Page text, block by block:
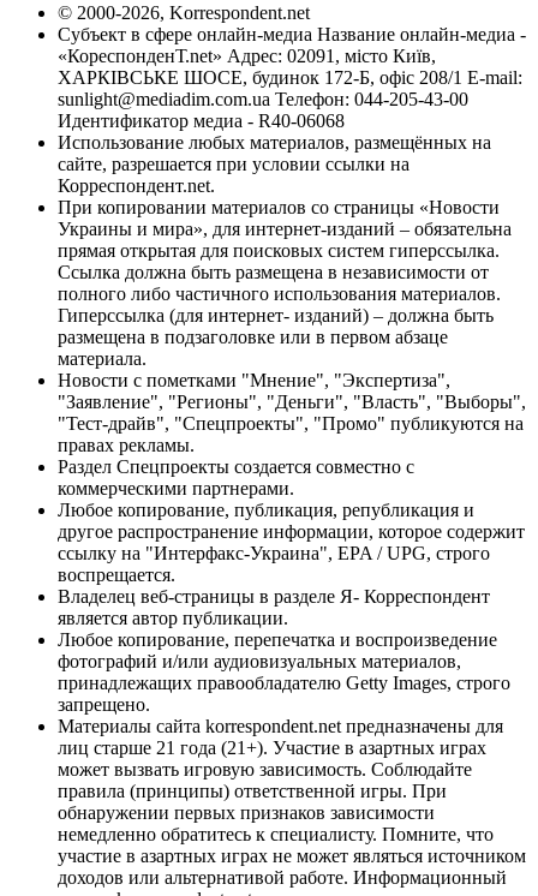
© 2000-2026, Korrespondent.net
Субъект в сфере онлайн-медиа Название онлайн-медиа -
«КореспонденТ.net» Адрес: 02091, місто Київ,
ХАРКІВСЬКЕ ШОСЕ, будинок 172-Б, офіс 208/1 E-mail:
sunlight@mediadim.com.ua Телефон: 044-205-43-00
Идентификатор медиа - R40-06068
Использование любых материалов, размещённых на
сайте, разрешается при условии ссылки на
Корреспондент.net.
При копировании материалов со страницы «Новости
Украины и мира», для интернет-изданий – обязательна
прямая открытая для поисковых систем гиперссылка.
Ссылка должна быть размещена в независимости от
полного либо частичного использования материалов.
Гиперссылка (для интернет- изданий) – должна быть
размещена в подзаголовке или в первом абзаце
материала.
Новости с пометками "Мнение", "Экспертиза",
"Заявление", "Регионы", "Деньги", "Власть", "Выборы",
"Тест-драйв", "Спецпроекты", "Промо" публикуются на
правах рекламы.
Раздел Спецпроекты создается совместно с
коммерческими партнерами.
Любое копирование, публикация, републикация и
другое распространение информации, которое содержит
ссылку на "Интерфакс-Украина", EPA / UPG, строго
воспрещается.
Владелец веб-страницы в разделе Я- Корреспондент
является автор публикации.
Любое копирование, перепечатка и воспроизведение
фотографий и/или аудиовизуальных материалов,
принадлежащих правообладателю Getty Images, строго
запрещено.
Материалы сайта korrespondent.net предназначены для
лиц старше 21 года (21+). Участие в азартных играх
может вызвать игровую зависимость. Соблюдайте
правила (принципы) ответственной игры. При
обнаружении первых признаков зависимости
немедленно обратитесь к специалисту. Помните, что
участие в азартных играх не может являться источником
доходов или альтернативой работе. Информационный